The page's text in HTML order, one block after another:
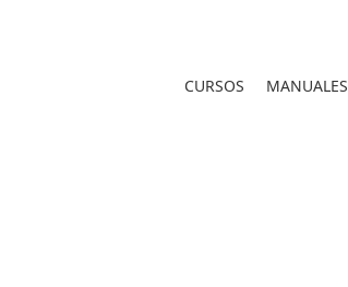
CURSOS MANUALES